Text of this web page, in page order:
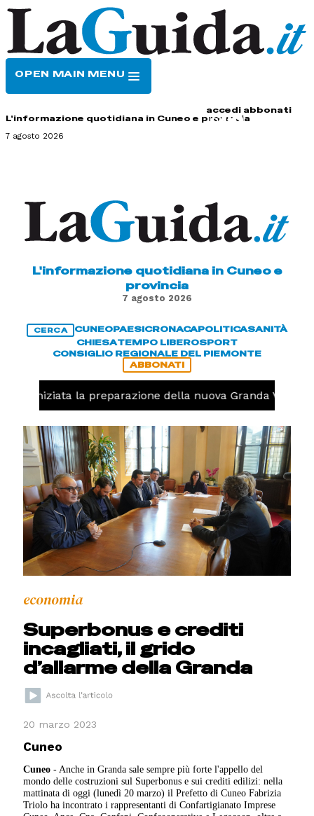
OPEN MAIN MENU
accedi abbonati
L'informazione quotidiana in Cuneo e provincia
7 agosto 2026
L'informazione quotidiana in Cuneo e
provincia
7 agosto 2026
CERCA CUNEOPAESICRONACAPOLITICASANITÀ
CHIESATEMPO LIBEROSPORT
CONSIGLIO REGIONALE DEL PIEMONTE
ABBONATI
iniziata la preparazione della nuova Granda Volley
economia
Superbonus e crediti
incagliati, il grido
d’allarme della Granda
20 marzo 2023
Cuneo
Cuneo - Anche in Granda sale sempre più forte l'appello del
mondo delle costruzioni sul Superbonus e sui crediti edilizi: nella
mattinata di oggi (lunedì 20 marzo) il Prefetto di Cuneo Fabrizia
Triolo ha incontrato i rappresentanti di Confartigianato Imprese